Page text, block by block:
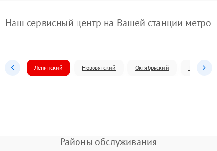
Наш сервисный центр на Вашей станции метро
Ленинский Нововятский Октябрьский
Районы обслуживания